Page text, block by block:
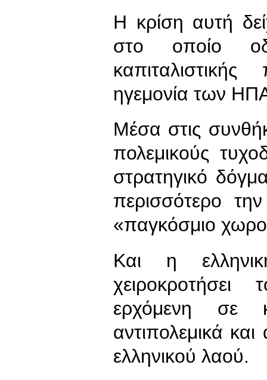
Η κρίση αυτή
στο οποίο
ηγεμονία των
Μέσα στις
πολεμικούς
στρατηγικό
περισσότερο
«παγκόσμιο
Και η
ερχόμενη σε
αντιπολεμικά και
ελληνικού λαού.